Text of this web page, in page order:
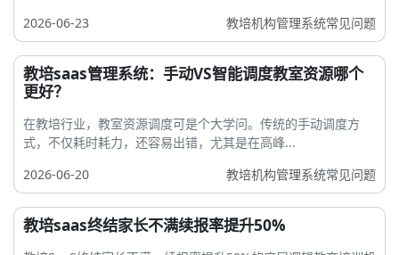
2026-06-23
教培机构管理系统常见问题
教培saas管理系统：手动VS智能调度教室资源哪个
更好？
在教培行业，教室资源调度可是个大学问。传统的手动调度方
式，不仅耗时耗力，还容易出错，尤其是在高峰...
2026-06-20
教培机构管理系统常见问题
教培saas终结家长不满续报率提升50%